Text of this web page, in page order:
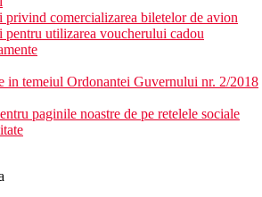
privind comercializarea biletelor de avion
pentru utilizarea voucherului cadou
in temeiul Ordonantei Guvernului nr. 2/2018
paginile noastre de pe retelele sociale